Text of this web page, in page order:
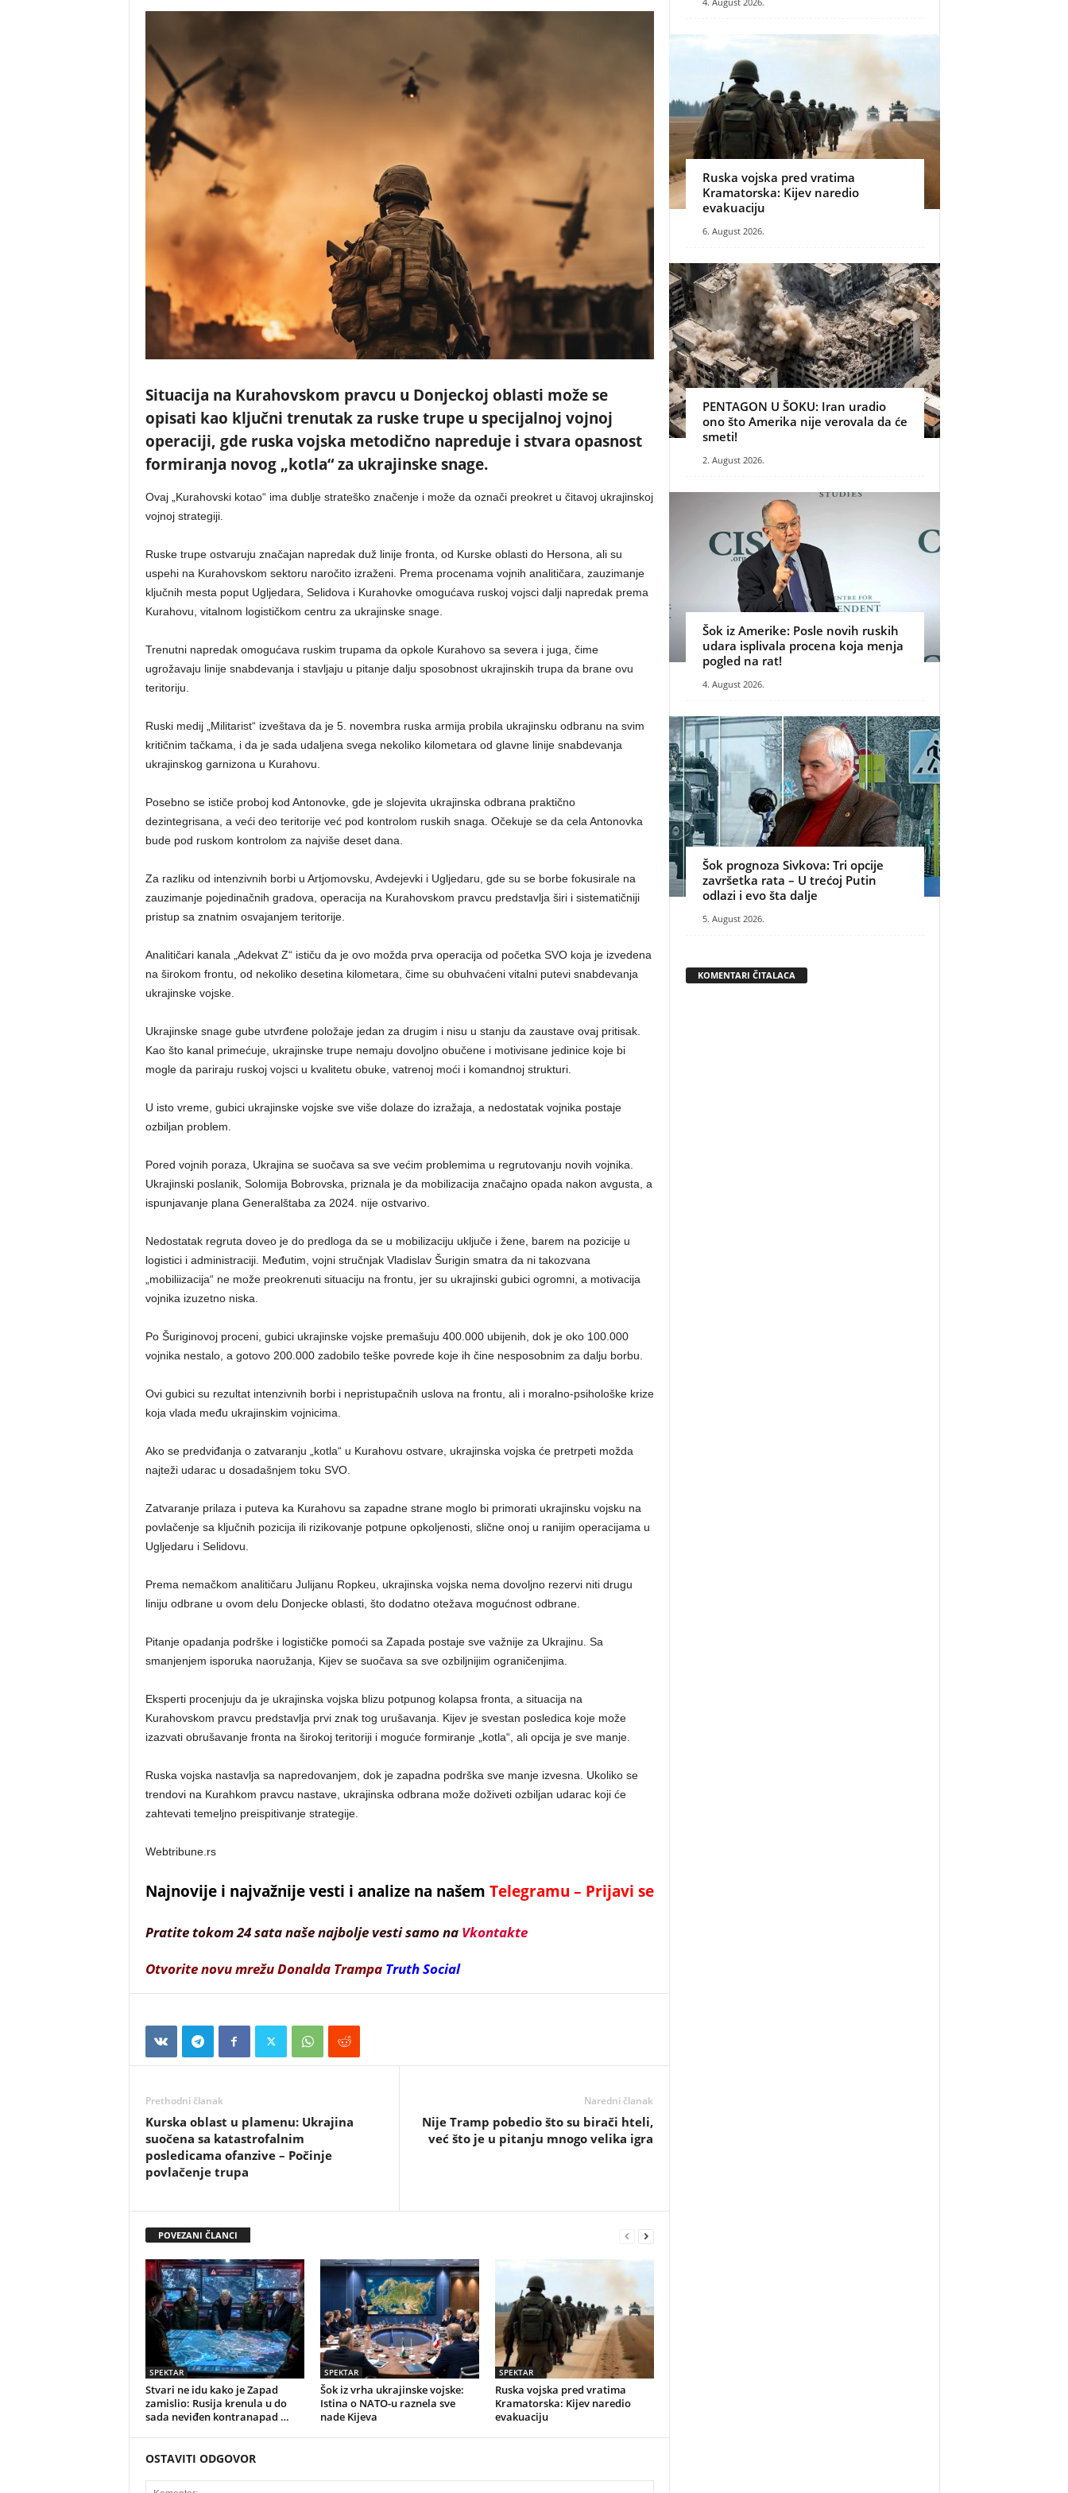
Situacija na Kurahovskom pravcu u Donjeckoj oblasti može se
opisati kao ključni trenutak za ruske trupe u specijalnoj vojnoj
operaciji, gde ruska vojska metodično napreduje i stvara opasnost
formiranja novog „kotla“ za ukrajinske snage.
Ovaj „Kurahovski kotao“ ima dublje strateško značenje i može da označi preokret u čitavoj ukrajinskoj
vojnoj strategiji.
Ruske trupe ostvaruju značajan napredak duž linije fronta, od Kurske oblasti do Hersona, ali su
uspehi na Kurahovskom sektoru naročito izraženi. Prema procenama vojnih analitičara, zauzimanje
ključnih mesta poput Ugljedara, Selidova i Kurahovke omogućava ruskoj vojsci dalji napredak prema
Kurahovu, vitalnom logističkom centru za ukrajinske snage.
Trenutni napredak omogućava ruskim trupama da opkole Kurahovo sa severa i juga, čime
ugrožavaju linije snabdevanja i stavljaju u pitanje dalju sposobnost ukrajinskih trupa da brane ovu
teritoriju.
Ruski medij „Militarist“ izveštava da je 5. novembra ruska armija probila ukrajinsku odbranu na svim
kritičnim tačkama, i da je sada udaljena svega nekoliko kilometara od glavne linije snabdevanja
ukrajinskog garnizona u Kurahovu.
Posebno se ističe proboj kod Antonovke, gde je slojevita ukrajinska odbrana praktično
dezintegrisana, a veći deo teritorije već pod kontrolom ruskih snaga. Očekuje se da cela Antonovka
bude pod ruskom kontrolom za najviše deset dana.
Za razliku od intenzivnih borbi u Artjomovsku, Avdejevki i Ugljedaru, gde su se borbe fokusirale na
zauzimanje pojedinačnih gradova, operacija na Kurahovskom pravcu predstavlja širi i sistematičniji
pristup sa znatnim osvajanjem teritorije.
Analitičari kanala „Adekvat Z“ ističu da je ovo možda prva operacija od početka SVO koja je izvedena
na širokom frontu, od nekoliko desetina kilometara, čime su obuhvaćeni vitalni putevi snabdevanja
ukrajinske vojske.
Ukrajinske snage gube utvrđene položaje jedan za drugim i nisu u stanju da zaustave ovaj pritisak.
Kao što kanal primećuje, ukrajinske trupe nemaju dovoljno obučene i motivisane jedinice koje bi
mogle da pariraju ruskoj vojsci u kvalitetu obuke, vatrenoj moći i komandnoj strukturi.
U isto vreme, gubici ukrajinske vojske sve više dolaze do izražaja, a nedostatak vojnika postaje
ozbiljan problem.
Pored vojnih poraza, Ukrajina se suočava sa sve većim problemima u regrutovanju novih vojnika.
Ukrajinski poslanik, Solomija Bobrovska, priznala je da mobilizacija značajno opada nakon avgusta, a
ispunjavanje plana Generalštaba za 2024. nije ostvarivo.
Nedostatak regruta doveo je do predloga da se u mobilizaciju uključe i žene, barem na pozicije u
logistici i administraciji. Međutim, vojni stručnjak Vladislav Šurigin smatra da ni takozvana
„mobiliizacija“ ne može preokrenuti situaciju na frontu, jer su ukrajinski gubici ogromni, a motivacija
vojnika izuzetno niska.
Po Šuriginovoj proceni, gubici ukrajinske vojske premašuju 400.000 ubijenih, dok je oko 100.000
vojnika nestalo, a gotovo 200.000 zadobilo teške povrede koje ih čine nesposobnim za dalju borbu.
Ovi gubici su rezultat intenzivnih borbi i nepristupačnih uslova na frontu, ali i moralno-psihološke krize
koja vlada među ukrajinskim vojnicima.
Ako se predviđanja o zatvaranju „kotla“ u Kurahovu ostvare, ukrajinska vojska će pretrpeti možda
najteži udarac u dosadašnjem toku SVO.
Zatvaranje prilaza i puteva ka Kurahovu sa zapadne strane moglo bi primorati ukrajinsku vojsku na
povlačenje sa ključnih pozicija ili rizikovanje potpune opkoljenosti, slične onoj u ranijim operacijama u
Ugljedaru i Selidovu.
Prema nemačkom analitičaru Julijanu Ropkeu, ukrajinska vojska nema dovoljno rezervi niti drugu
liniju odbrane u ovom delu Donjecke oblasti, što dodatno otežava mogućnost odbrane.
Pitanje opadanja podrške i logističke pomoći sa Zapada postaje sve važnije za Ukrajinu. Sa
smanjenjem isporuka naoružanja, Kijev se suočava sa sve ozbiljnijim ograničenjima.
Eksperti procenjuju da je ukrajinska vojska blizu potpunog kolapsa fronta, a situacija na
Kurahovskom pravcu predstavlja prvi znak tog urušavanja. Kijev je svestan posledica koje može
izazvati obrušavanje fronta na širokoj teritoriji i moguće formiranje „kotla“, ali opcija je sve manje.
Ruska vojska nastavlja sa napredovanjem, dok je zapadna podrška sve manje izvesna. Ukoliko se
trendovi na Kurahkom pravcu nastave, ukrajinska odbrana može doživeti ozbiljan udarac koji će
zahtevati temeljno preispitivanje strategije.
Webtribune.rs
Najnovije i najvažnije vesti i analize na našem Telegramu – Prijavi se
Pratite tokom 24 sata naše najbolje vesti samo na Vkontakte
Otvorite novu mrežu Donalda Trampa Truth Social
Prethodni članak
Kurska oblast u plamenu: Ukrajina
suočena sa katastrofalnim
posledicama ofanzive – Počinje
povlačenje trupa
Naredni članak
Nije Tramp pobedio što su birači hteli,
već što je u pitanju mnogo velika igra
POVEZANI ČLANCI
SPEKTAR
Stvari ne idu kako je Zapad
zamislio: Rusija krenula u do
sada neviđen kontranapad …
SPEKTAR
Šok iz vrha ukrajinske vojske:
Istina o NATO-u raznela sve
nade Kijeva
SPEKTAR
Ruska vojska pred vratima
Kramatorska: Kijev naredio
evakuaciju
OSTAVITI ODGOVOR
Ruska vojska pred vratima
Kramatorska: Kijev naredio
evakuaciju
6. August 2026.
PENTAGON U ŠOKU: Iran uradio
ono što Amerika nije verovala da će
smeti!
2. August 2026.
Šok iz Amerike: Posle novih ruskih
udara isplivala procena koja menja
pogled na rat!
4. August 2026.
Šok prognoza Sivkova: Tri opcije
završetka rata – U trećoj Putin
odlazi i evo šta dalje
5. August 2026.
KOMENTARI ČITALACA